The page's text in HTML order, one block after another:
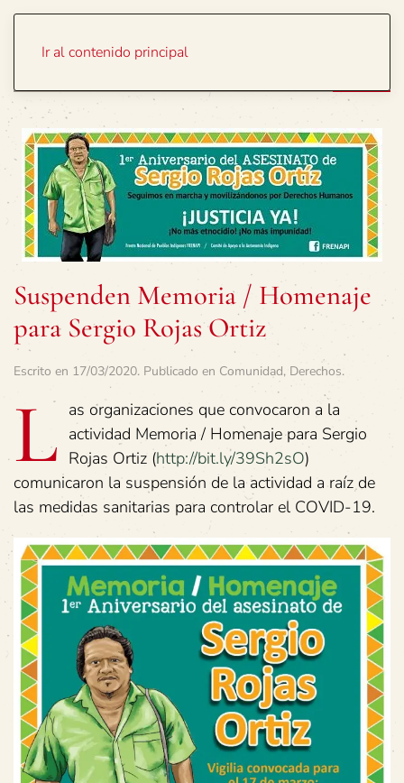
Ir al contenido principal
Suspenden Memoria / Homenaje
para Sergio Rojas Ortiz
Escrito en 17/03/2020. Publicado en Comunidad, Derechos.
L as organizaciones que convocaron a la
actividad Memoria / Homenaje para Sergio
Rojas Ortiz (http://bit.ly/39Sh2sO)
comunicaron la suspensión de la actividad a raíz de
las medidas sanitarias para controlar el COVID-19.